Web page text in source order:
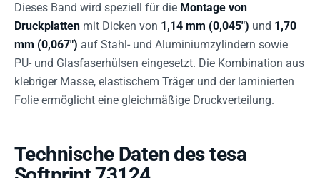
Dieses Band wird speziell für die Montage von
Druckplatten mit Dicken von 1,14 mm (0,045") und 1,70
mm (0,067") auf Stahl- und Aluminiumzylindern sowie
PU- und Glasfaserhülsen eingesetzt. Die Kombination aus
klebriger Masse, elastischem Träger und der laminierten
Folie ermöglicht eine gleichmäßige Druckverteilung.
Technische Daten des tesa